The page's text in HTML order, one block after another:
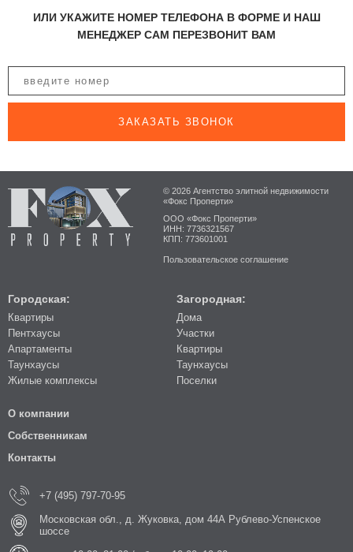
ИЛИ УКАЖИТЕ НОМЕР ТЕЛЕФОНА В ФОРМЕ И НАШ
МЕНЕДЖЕР САМ ПЕРЕЗВОНИТ ВАМ
ЗАКАЗАТЬ ЗВОНОК
© 2026 Агентство элитной недвижимости
«Фокс Проперти»
ООО «Фокс Проперти»
ИНН: 7736321567
КПП: 773601001
Пользовательское соглашение
Городская:
Квартиры
Пентхаусы
Апартаменты
Таунхаусы
Жилые комплексы
Загородная:
Дома
Участки
Квартиры
Таунхаусы
Поселки
О компании
Собственникам
Контакты
+7 (495) 797-70-95
Московская обл., д. Жуковка, дом 44А Рублево-Успенское
шоссе